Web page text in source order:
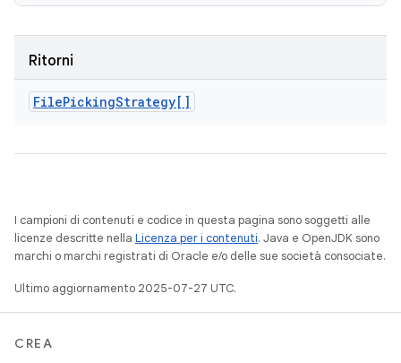
Ritorni
FilePickingStrategy[]
I campioni di contenuti e codice in questa pagina sono soggetti alle
licenze descritte nella Licenza per i contenuti. Java e OpenJDK sono
marchi o marchi registrati di Oracle e/o delle sue società consociate.
Ultimo aggiornamento 2025-07-27 UTC.
CREA